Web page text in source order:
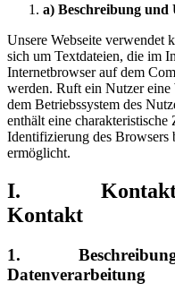
a) Beschreibung
Unsere Webseite verwendet
sich um Textdateien, die im
Internetbrowser auf dem
werden. Ruft ein Nutzer
dem Betriebssystem des
enthält eine
Identifizierung des Browsers
ermöglicht.
I.
Kontakt
1. Beschreibung
Datenverarbeitung